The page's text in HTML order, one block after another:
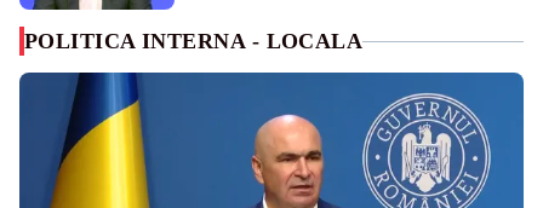
POLITICA INTERNA - LOCALA